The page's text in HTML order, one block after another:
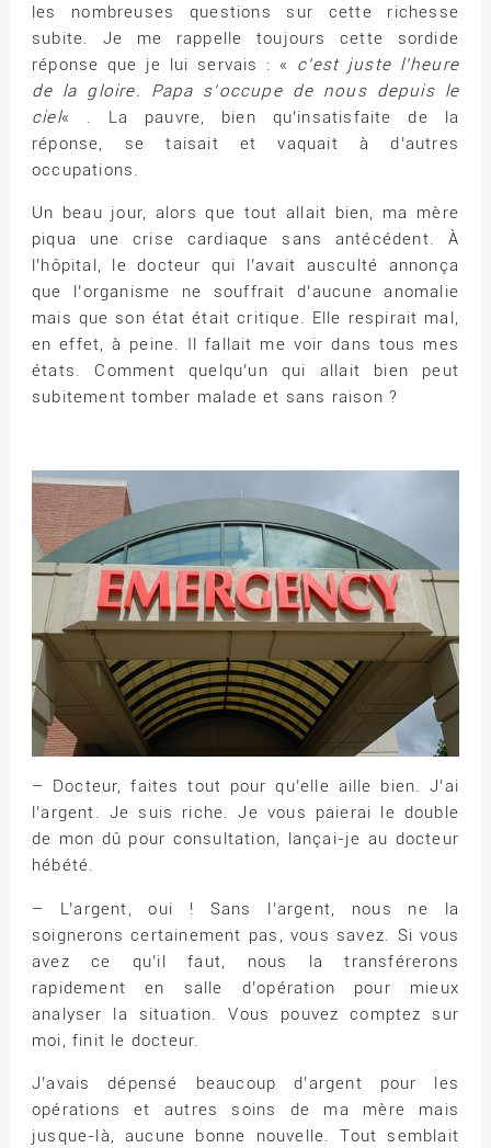
les nombreuses questions sur cette richesse
subite. Je me rappelle toujours cette sordide
réponse que je lui servais : « c’est juste l’heure
de la gloire. Papa s’occupe de nous depuis le
ciel« . La pauvre, bien qu’insatisfaite de la
réponse, se taisait et vaquait à d’autres
occupations.
Un beau jour, alors que tout allait bien, ma mère
piqua une crise cardiaque sans antécédent. À
l’hôpital, le docteur qui l’avait ausculté annonça
que l’organisme ne souffrait d’aucune anomalie
mais que son état était critique. Elle respirait mal,
en effet, à peine. Il fallait me voir dans tous mes
états. Comment quelqu’un qui allait bien peut
subitement tomber malade et sans raison ?
– Docteur, faites tout pour qu’elle aille bien. J’ai
l’argent. Je suis riche. Je vous paierai le double
de mon dû pour consultation, lançai-je au docteur
hébété.
– L’argent, oui ! Sans l’argent, nous ne la
soignerons certainement pas, vous savez. Si vous
avez ce qu’il faut, nous la transférerons
rapidement en salle d’opération pour mieux
analyser la situation. Vous pouvez comptez sur
moi, finit le docteur.
J’avais dépensé beaucoup d’argent pour les
opérations et autres soins de ma mère mais
jusque-là, aucune bonne nouvelle. Tout semblait